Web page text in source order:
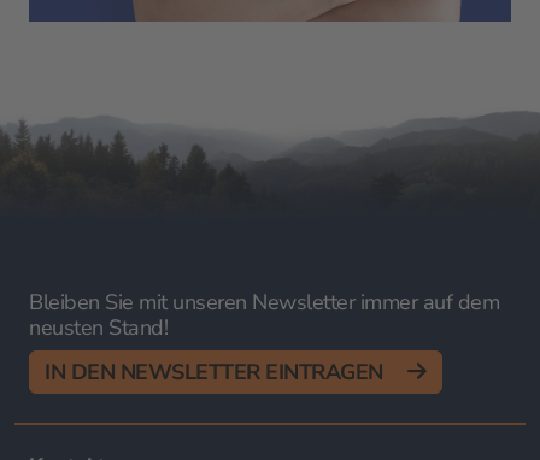
Bleiben Sie mit unseren Newsletter immer auf dem
neusten Stand!
IN DEN NEWSLETTER EINTRAGEN